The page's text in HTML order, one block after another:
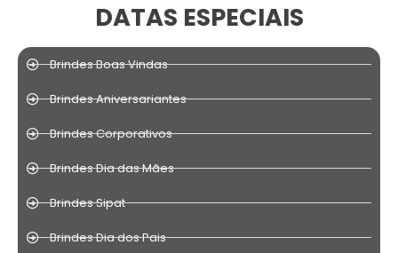
DATAS ESPECIAIS
Brindes Boas Vindas
Brindes Aniversariantes
Brindes Corporativos
Brindes Dia das Mães
Brindes Sipat
Brindes Dia dos Pais